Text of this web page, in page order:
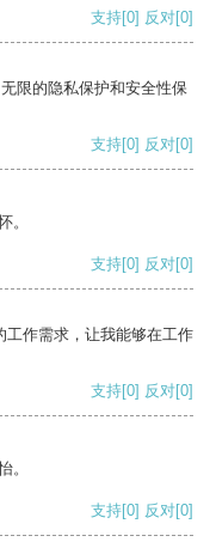
支持[0] 反对[0]
限的隐私保护和安全性保
支持[0] 反对[0]
。
支持[0] 反对[0]
工作需求，让我能够在工作
支持[0] 反对[0]
。
支持[0] 反对[0]